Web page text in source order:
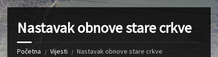
Nastavak obnove stare crkve
Početna Vijesti Nastavak obnove stare crkve